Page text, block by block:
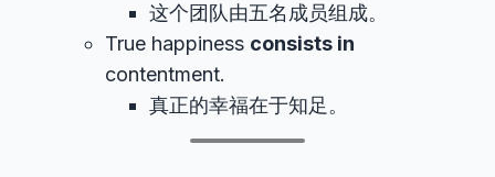
这个团队由五名成员组成。
True happiness consists in
contentment.
真正的幸福在于知足。